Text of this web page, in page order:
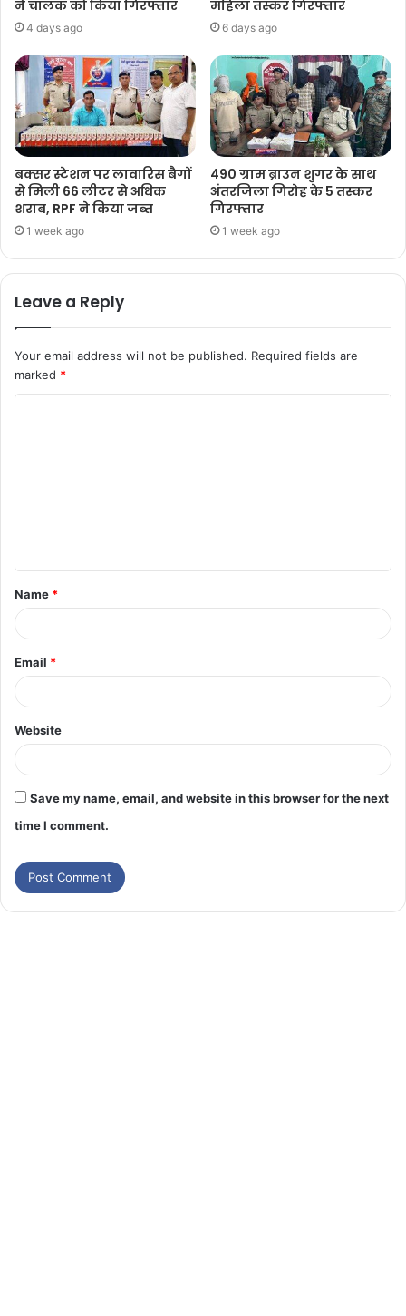
ने चालक को किया गिरफ्तार
4 days ago
महिला तस्कर गिरफ्तार
6 days ago
बक्सर स्टेशन पर लावारिस बैगों
से मिली 66 लीटर से अधिक
शराब, RPF ने किया जब्त
1 week ago
490 ग्राम ब्राउन शुगर के साथ
अंतरजिला गिरोह के 5 तस्कर
गिरफ्तार
1 week ago
Leave a Reply
Your email address will not be published. Required fields are
marked *
Name *
Email *
Website
Save my name, email, and website in this browser for the next
time I comment.